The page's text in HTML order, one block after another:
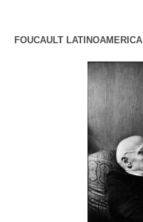
FOUCAULT LATINOAMERICA